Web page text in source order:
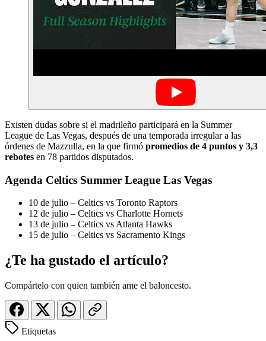
Existen dudas sobre si el madrileño participará en la Summer
League de Las Vegas, después de una temporada irregular a las
órdenes de Mazzulla, en la que firmó promedios de 4 puntos y 3,3
rebotes en 78 partidos disputados.
Agenda Celtics Summer League Las Vegas
10 de julio – Celtics vs Toronto Raptors
12 de julio – Celtics vs Charlotte Hornets
13 de julio – Celtics vs Atlanta Hawks
15 de julio – Celtics vs Sacramento Kings
¿Te ha gustado el artículo?
Compártelo con quien también ame el baloncesto.
Etiquetas